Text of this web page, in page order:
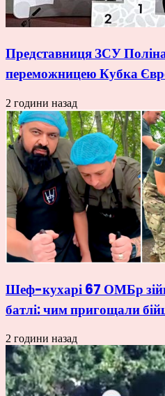
Представниця ЗСУ
переможницею Кубка
2 години назад
Шеф-кухарі 67 ОМБр
батлі: чим пригощали
2 години назад